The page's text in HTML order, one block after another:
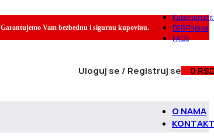
Garantujemo Vam bezbednu i sigurnu kupovinu.
Kako
B2B Prijava
FAQs
Uloguj se / Registruj se 0
O NAMA